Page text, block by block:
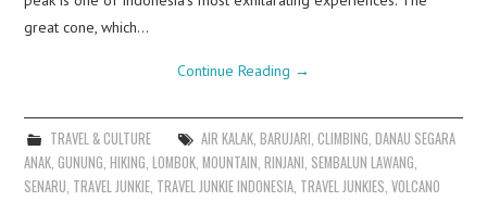
great cone, which…
Continue Reading →
TRAVEL & CULTURE AIR KALAK, BARUJARI, CLIMBING, DANAU SEGARA
ANAK,GUNUNG,HIKING,LOMBOK,MOUNTAIN,RINJANI, SEMBALUN LAWANG,
SENARU, TRAVEL JUNKIE, TRAVEL JUNKIE INDONESIA, TRAVEL JUNKIES,VOLCANO